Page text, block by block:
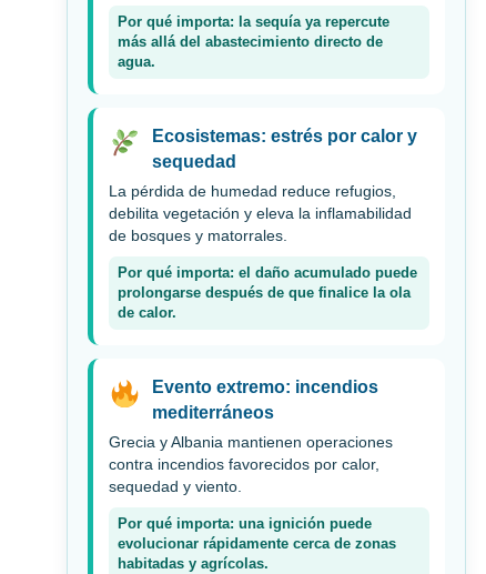
Por qué importa: la sequía ya repercute
más allá del abastecimiento directo de
agua.
Ecosistemas: estrés por calor y
sequedad
La pérdida de humedad reduce refugios,
debilita vegetación y eleva la inflamabilidad
de bosques y matorrales.
Por qué importa: el daño acumulado puede
prolongarse después de que finalice la ola
de calor.
Evento extremo: incendios
mediterráneos
Grecia y Albania mantienen operaciones
contra incendios favorecidos por calor,
sequedad y viento.
Por qué importa: una ignición puede
evolucionar rápidamente cerca de zonas
habitadas y agrícolas.